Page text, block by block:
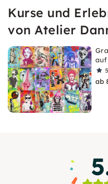
Kurse und
von Atelier
auf
ab